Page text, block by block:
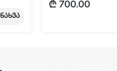
ნახვა
₾ 700.00